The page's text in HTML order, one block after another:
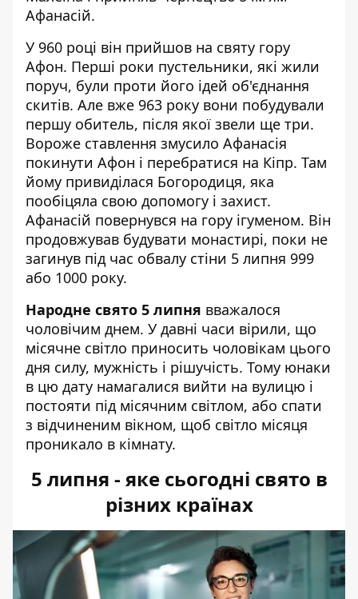
Афанасій.
У 960 році він прийшов на святу гору
Афон. Перші роки пустельники, які жили
поруч, були проти його ідей об'єднання
скитів. Але вже 963 року вони побудували
першу обитель, після якої звели ще три.
Вороже ставлення змусило Афанасія
покинути Афон і перебратися на Кіпр. Там
йому привиділася Богородиця, яка
пообіцяла свою допомогу і захист.
Афанасій повернувся на гору ігуменом. Він
продовжував будувати монастирі, поки не
загинув під час обвалу стіни 5 липня 999
або 1000 року.
Народне свято 5 липня вважалося
чоловічим днем. У давні часи вірили, що
місячне світло приносить чоловікам цього
дня силу, мужність і рішучість. Тому юнаки
в цю дату намагалися вийти на вулицю і
постояти під місячним світлом, або спати
з відчиненим вікном, щоб світло місяця
проникало в кімнату.
5 липня - яке сьогодні свято в
різних країнах